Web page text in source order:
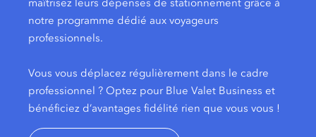
maîtrisez leurs dépenses de stationnement grâce à
notre programme dédié aux voyageurs
professionnels.
Vous vous déplacez régulièrement dans le cadre
professionnel ? Optez pour Blue Valet Business et
bénéficiez d’avantages fidélité rien que vous vous !